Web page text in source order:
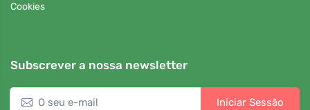
Cookies
Subscrever a nossa newsletter
Iniciar Sessão